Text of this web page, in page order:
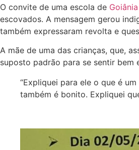
O convite de uma escola de Goiânia
escovados. A mensagem gerou
também expressaram revolta e
A mãe de uma das crianças, que,
suposto padrão para se sentir bem
“Expliquei para ele o que é
também é bonito. Expliquei